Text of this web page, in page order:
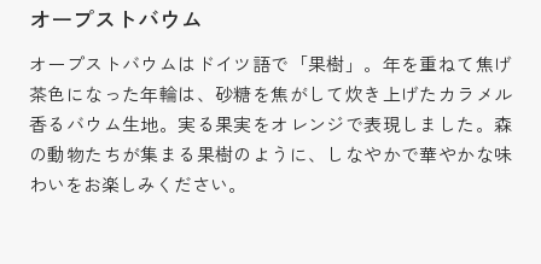
オープストバウム
オープストバウムはドイツ語で「果樹」。年を重ねて焦げ
茶色になった年輪は、砂糖を焦がして炊き上げたカラメル
香るバウム生地。実る果実をオレンジで表現しました。森
の動物たちが集まる果樹のように、しなやかで華やかな味
わいをお楽しみください。